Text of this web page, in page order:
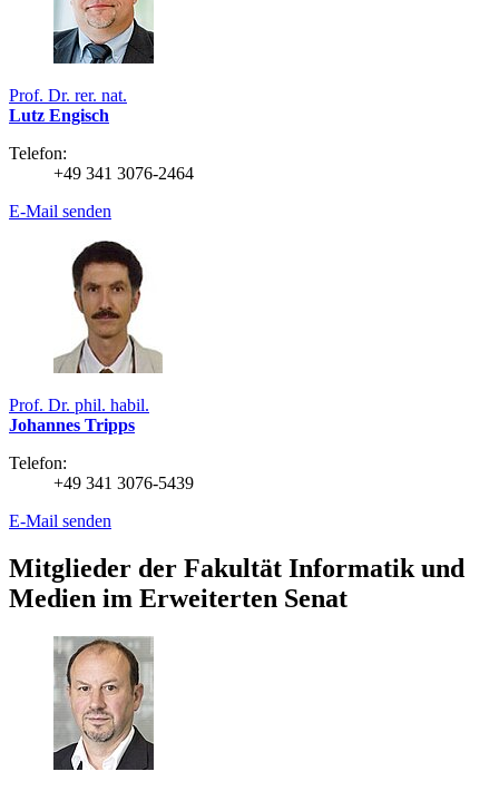
Prof. Dr. rer. nat.
Lutz Engisch
Telefon:
+49 341 3076-2464
E-Mail senden
Prof. Dr. phil. habil.
Johannes Tripps
Telefon:
+49 341 3076-5439
E-Mail senden
Mitglieder der Fakultät Informatik und
Medien im Erweiterten Senat